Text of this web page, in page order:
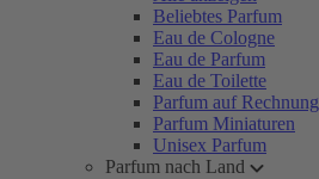
Beliebtes Parfum
Eau de Cologne
Eau de Parfum
Eau de Toilette
Parfum auf Rechnung
Parfum Miniaturen
Unisex Parfum
Parfum nach Land